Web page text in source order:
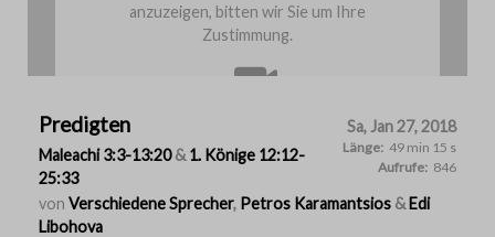
anzuzeigen, bitten wir Sie um Ihre
Zustimmung.
Sa, Jan 27, 2018
Länge: 49 min 15 s
Aufrufe: 846
Predigten
Maleachi 3:3-13:20& 1. Könige 12:12-
25:33
von Verschiedene Sprecher, Petros Karamantsios & Edi
Libohova